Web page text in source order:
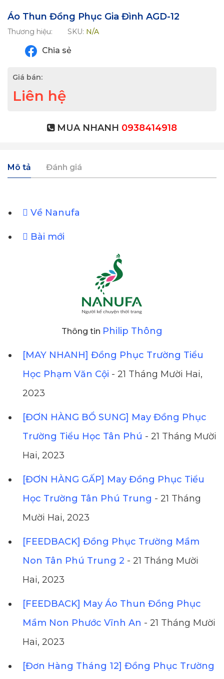
Áo Thun Đồng Phục Gia Đình AGD-12
Thương hiệu: SKU: N/A
Chia sẻ
Giá bán:
Liên hệ
MUA NHANH 0938414918
Mô tả Đánh giá
Về Nanufa
Bài mới
Thông tin Philip Thông
[MAY NHANH] Đồng Phục Trường Tiểu
Học Phạm Văn Cội - 21 Tháng Mười Hai,
2023
[ĐƠN HÀNG BỔ SUNG] May Đồng Phục
Trường Tiểu Học Tân Phú - 21 Tháng Mười
Hai, 2023
[ĐƠN HÀNG GẤP] May Đồng Phục Tiểu
Học Trường Tân Phú Trung - 21 Tháng
Mười Hai, 2023
[FEEDBACK] Đồng Phục Trường Mầm
Non Tân Phú Trung 2 - 21 Tháng Mười
Hai, 2023
[FEEDBACK] May Áo Thun Đồng Phục
Mầm Non Phước Vĩnh An - 21 Tháng Mười
Hai, 2023
[Đơn Hàng Tháng 12] Đồng Phục Trường